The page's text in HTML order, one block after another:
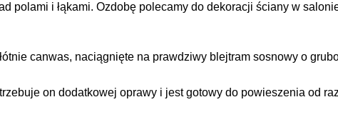
polami i łąkami. Ozdobę polecamy do dekoracji ściany w
canwas, naciągnięte na prawdziwy blejtram sosnowy o
on dodatkowej oprawy i jest gotowy do powieszenia od